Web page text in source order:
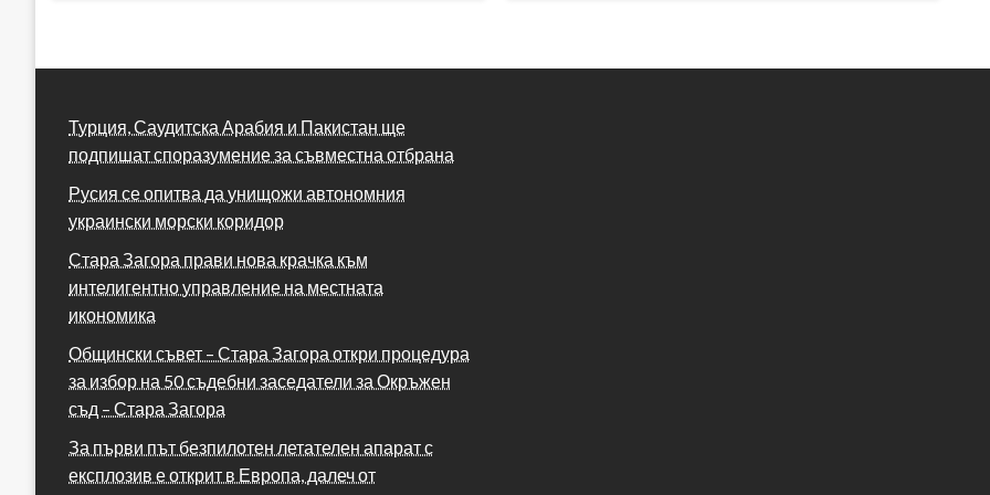
Турция, Саудитска Арабия и Пакистан ще
подпишат споразумение за съвместна отбрана
Русия се опитва да унищожи автономния
украински морски коридор
Стара Загора прави нова крачка към
интелигентно управление на местната
икономика
Общински съвет – Стара Загора откри процедура
за избор на 50 съдебни заседатели за Окръжен
съд – Стара Загора
За първи път безпилотен летателен апарат с
експлозив е открит в Европа, далеч от